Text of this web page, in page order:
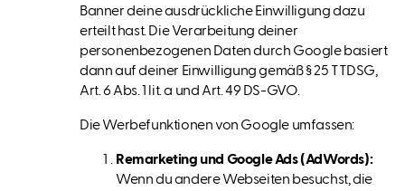
Banner deine ausdrückliche Einwilligung dazu
erteilt hast. Die Verarbeitung deiner
personenbezogenen Daten durch Google basiert
dann auf deiner Einwilligung gemäß § 25 TTDSG,
Art. 6 Abs. 1 lit. a und Art. 49 DS-GVO.
Die Werbefunktionen von Google umfassen:
Remarketing und Google Ads (AdWords):
Wenn du andere Webseiten besuchst, die